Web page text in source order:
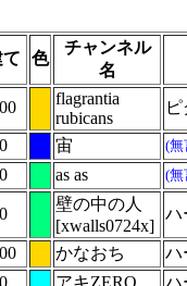
て 色
チャンネル
名
flagrantia
rubicans
宙 (無
as as (無
壁の中の人
[xwalls0724x]
ハ
かなおち
ハ
アキZERO ハ